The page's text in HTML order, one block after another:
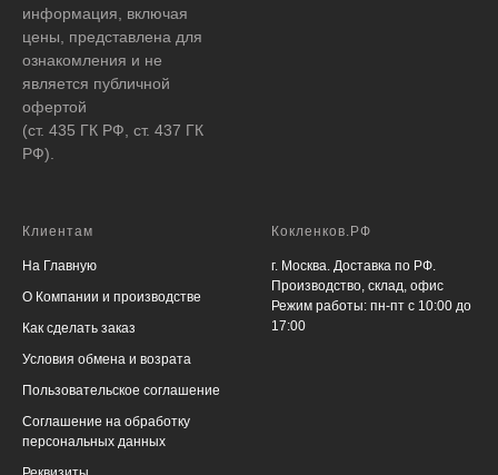
информация, включая
цены, представлена для
ознакомления и не
является публичной
офертой
(ст. 435 ГК РФ, ст. 437 ГК
РФ).
Клиентам
На Главную
О Компании и производстве
Как сделать заказ
Условия обмена и возрата
Пользовательское соглашение
Соглашение на обработку
персональных данных
Кокленков.РФ
г. Москва. Доставка по РФ.
Производство, склад, офис
Режим работы: пн-пт с 10:00 до
17:00